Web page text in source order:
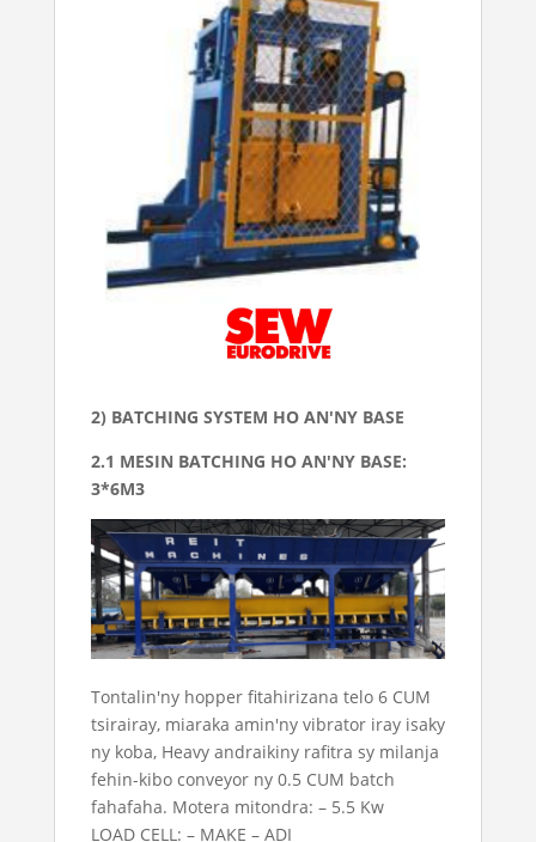
2) BATCHING SYSTEM HO AN'NY BASE
2.1 MESIN BATCHING HO AN'NY BASE:
3*6M3
Tontalin'ny hopper fitahirizana telo 6 CUM
tsirairay, miaraka amin'ny vibrator iray isaky
ny koba, Heavy andraikiny rafitra sy milanja
fehin-kibo conveyor ny 0.5 CUM batch
fahafaha. Motera mitondra: – 5.5 Kw
LOAD CELL: – MAKE – ADI